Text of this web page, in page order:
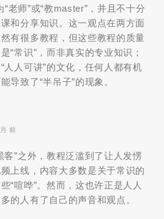
老师”或“教master”，并且不十分
和分享知识。这一观点在两方面
有很多教程，但这些教程的质量
“常识”，而非真实的专业知识；
人人可讲”的文化，任何人都有机
导致了“半吊子”的现象。
前
客”之外，教程泛滥到了让人发愣
上线，内容大多数是关于常识的
“喧哗”。然而，这也许正是人人
的人有了自己的声音和观点。